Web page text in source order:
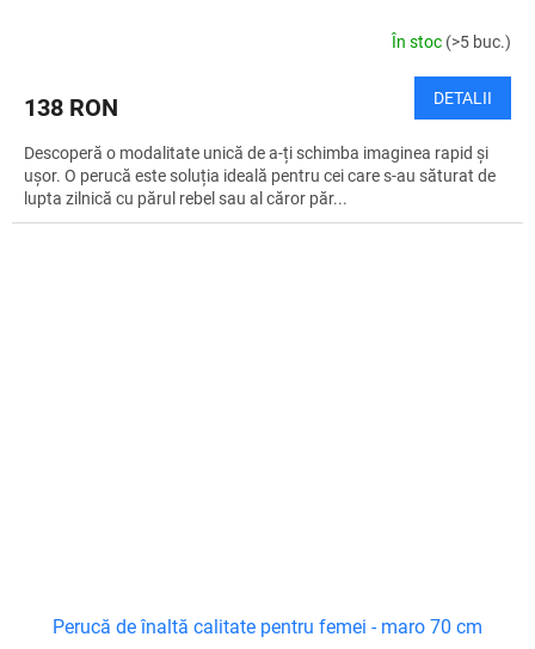
În stoc (>5 buc.)
138 RON DETALII
Descoperă o modalitate unică de a-ți schimba imaginea rapid și
ușor. O perucă este soluția ideală pentru cei care s-au săturat de
lupta zilnică cu părul rebel sau al căror păr...
Perucă de înaltă calitate pentru femei - maro 70 cm